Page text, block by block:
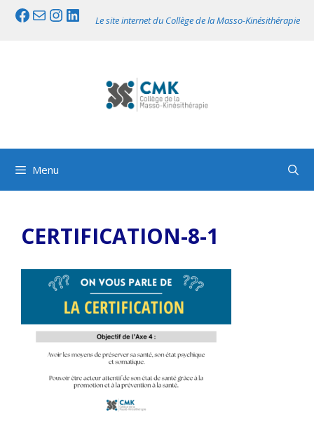
AllerFacebook
MailInstagram
LinkedIn
Le site internet du Collège de la Masso-Kinésithérapie
Menu
CERTIFICATION-8-1